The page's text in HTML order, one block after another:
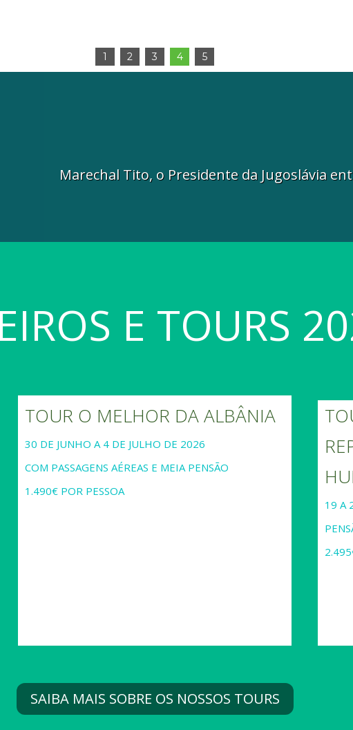
Marechal Tito, o Presidente da Jugoslávia
E TOURS
TOUR O MELHOR DA ALBÂNIA
30 DE JUNHO A 4 DE JULHO DE 2026
COM PASSAGENS AÉREAS E MEIA PENSÃO
1.490€ POR PESSOA
19 A
SAIBA MAIS SOBRE OS NOSSOS TOURS